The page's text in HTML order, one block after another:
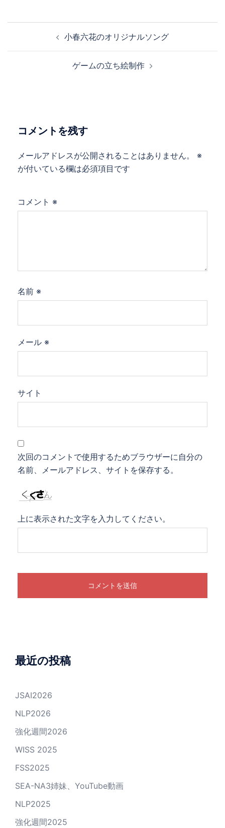
ナ
ョ
小春六花のオリジナルソング
ゲームの立ち絵制作
コメントを残す
メールアドレスが公開されることはありません。
※
が付いている欄は必須項目です
コメント ※
名前 ※
メール ※
サイト
次回のコメントで使用するためブラウザーに自分の
名前、メールアドレス、サイトを保存する。
上に表示された文字を入力してください。
最近の投稿
JSAI2026
NLP2026
強化週間2026
WISS 2025
FSS2025
SEA-NA3姉妹、YouTube動画
NLP2025
強化週間2025